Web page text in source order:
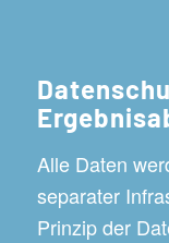
Alle Daten
separater
Prinzip der